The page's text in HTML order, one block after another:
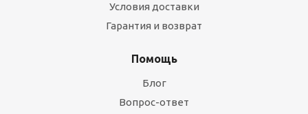
Условия доставки
Гарантия и возврат
Помощь
Блог
Вопрос-ответ